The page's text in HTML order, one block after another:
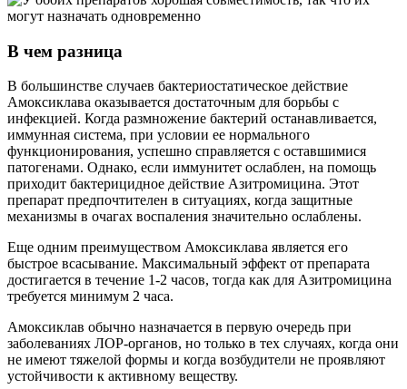
В чем разница
В большинстве случаев бактериостатическое действие
Амоксиклава оказывается достаточным для борьбы с
инфекцией. Когда размножение бактерий останавливается,
иммунная система, при условии ее нормального
функционирования, успешно справляется с оставшимися
патогенами. Однако, если иммунитет ослаблен, на помощь
приходит бактерицидное действие Азитромицина. Этот
препарат предпочтителен в ситуациях, когда защитные
механизмы в очагах воспаления значительно ослаблены.
Еще одним преимуществом Амоксиклава является его
быстрое всасывание. Максимальный эффект от препарата
достигается в течение 1-2 часов, тогда как для Азитромицина
требуется минимум 2 часа.
Амоксиклав обычно назначается в первую очередь при
заболеваниях ЛОР-органов, но только в тех случаях, когда они
не имеют тяжелой формы и когда возбудители не проявляют
устойчивости к активному веществу.